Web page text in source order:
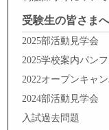
受験生の皆さま
2025部活動見学会
2025学校案内パン
2022オープンキャ
2024部活動見学会
入試過去問題